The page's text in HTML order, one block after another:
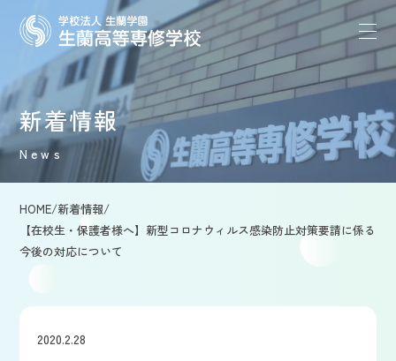
新着情報
News
HOME/新着情報/
【在校生・保護者様へ】新型コロナウィルス感染防止対策要請に係る
今後の対応について
2020.2.28